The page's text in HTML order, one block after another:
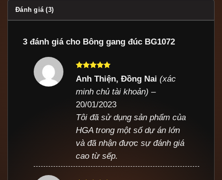
Đánh giá (3)
3 đánh giá cho Bông gang đúc BG1072
Được xếp
sao
Anh Thiện, Đồng Nai(xác
minh chủ tài khoản) –
20/01/2023
Tôi đã sử dụng sản phẩm của
HGA trong một số dự án lớn
và đã nhận được sự đánh giá
cao từ sếp.